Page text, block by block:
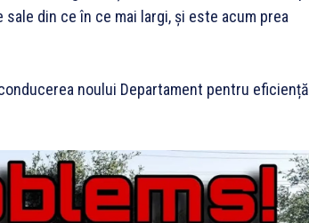
din ce în ce mai largi, și este acum prea
noului Departament pentru eficiență